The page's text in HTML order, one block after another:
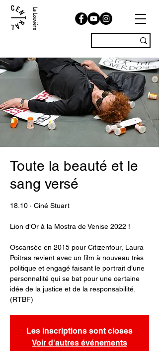
La Louvière
Toute la beauté et le
sang versé
18.10 · Ciné Stuart
Lion d'Or à la Mostra de Venise 2022 !
Oscarisée en 2015 pour Citizenfour, Laura
Poitras revient avec un film à nouveau très
politique et engagé faisant le portrait d’une
personnalité qui se bat pour une certaine
idée de la justice et de la responsabilité.
(RTBF)
Les inscriptions sont closes
Voir d'autres événements